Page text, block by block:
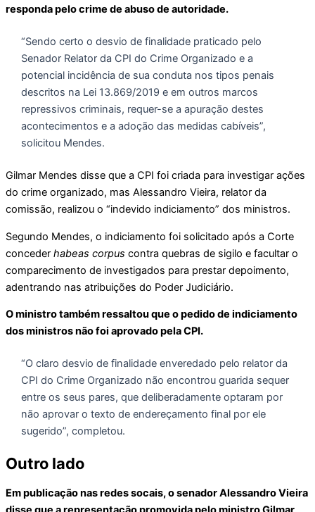
responda pelo crime de abuso de autoridade.
“Sendo certo o desvio de finalidade praticado pelo
Senador Relator da CPI do Crime Organizado e a
potencial incidência de sua conduta nos tipos penais
descritos na Lei 13.869/2019 e em outros marcos
repressivos criminais, requer-se a apuração destes
acontecimentos e a adoção das medidas cabíveis”,
solicitou Mendes.
Gilmar Mendes disse que a CPI foi criada para investigar ações
do crime organizado, mas Alessandro Vieira, relator da
comissão, realizou o “indevido indiciamento” dos ministros.
Segundo Mendes, o indiciamento foi solicitado após a Corte
conceder habeas corpus contra quebras de sigilo e facultar o
comparecimento de investigados para prestar depoimento,
adentrando nas atribuições do Poder Judiciário.
O ministro também ressaltou que o pedido de indiciamento
dos ministros não foi aprovado pela CPI.
“O claro desvio de finalidade enveredado pelo relator da
CPI do Crime Organizado não encontrou guarida sequer
entre os seus pares, que deliberadamente optaram por
não aprovar o texto de endereçamento final por ele
sugerido”, completou.
Outro lado
Em publicação nas redes socais, o senador Alessandro Vieira